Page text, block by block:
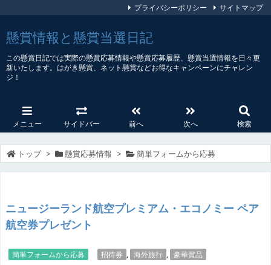
懸賞情報と懸賞当選日記
この懸賞日記では実際の懸賞応募情報や懸賞応募履歴、懸賞当選情報を日々更
新いたします。はがき懸賞、ネット懸賞などお得なキャンペーンにチャレン
ジ！
メニュー サイドバー 前へ 次へ 検索
プライバシーポリシー サイトマップ
トップ > 懸賞応募情報 > 簡単フォームから応募
ニュージーランド航空プレミアム・エコノミー ペア
航空券プレゼント
簡単フォームから応募 招待券 , 海外旅行 , 豪華賞品